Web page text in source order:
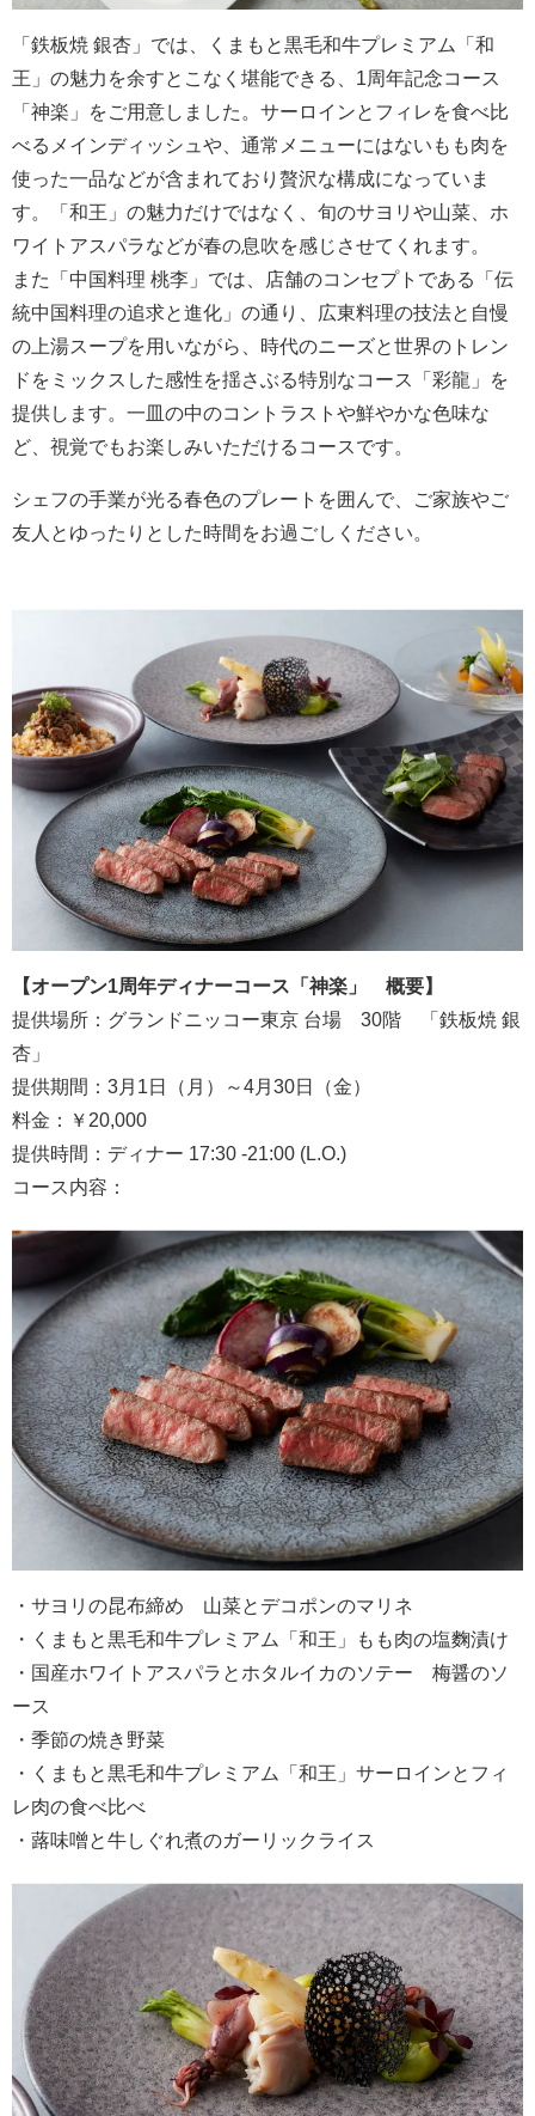
「鉄板焼 銀杏」では、くまもと黒毛和牛プレミアム「和
王」の魅力を余すとこなく堪能できる、1周年記念コース
「神楽」をご用意しました。サーロインとフィレを食べ比
べるメインディッシュや、通常メニューにはないもも肉を
使った一品などが含まれており贅沢な構成になっていま
す。「和王」の魅力だけではなく、旬のサヨリや山菜、ホ
ワイトアスパラなどが春の息吹を感じさせてくれます。
また「中国料理 桃李」では、店舗のコンセプトである「伝
統中国料理の追求と進化」の通り、広東料理の技法と自慢
の上湯スープを用いながら、時代のニーズと世界のトレン
ドをミックスした感性を揺さぶる特別なコース「彩龍」を
提供します。一皿の中のコントラストや鮮やかな色味な
ど、視覚でもお楽しみいただけるコースです。
シェフの手業が光る春色のプレートを囲んで、ご家族やご
友人とゆったりとした時間をお過ごしください。
【オープン1周年ディナーコース 「 神楽 」 概要】
提供場所：グランドニッコー東京 台場 30階 「鉄板焼 銀
杏」
提供期間：3月1日（月）～4月30日（金）
料金：￥20,000
提供時間：ディナー 17:30 -21:00 (L.O.)
コース内容：
・サヨリの昆布締め 山菜とデコポンのマリネ
・くまもと黒毛和牛プレミアム「和王」もも肉の塩麴漬け
・国産ホワイトアスパラとホタルイカのソテー 梅醤のソ
ース
・季節の焼き野菜
・くまもと黒毛和牛プレミアム「和王」サーロインとフィ
レ肉の食べ比べ
・蕗味噌と牛しぐれ煮のガーリックライス